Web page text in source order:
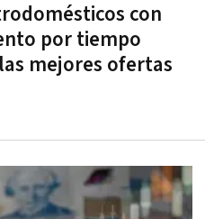
con
por tiempo
mejores ofertas